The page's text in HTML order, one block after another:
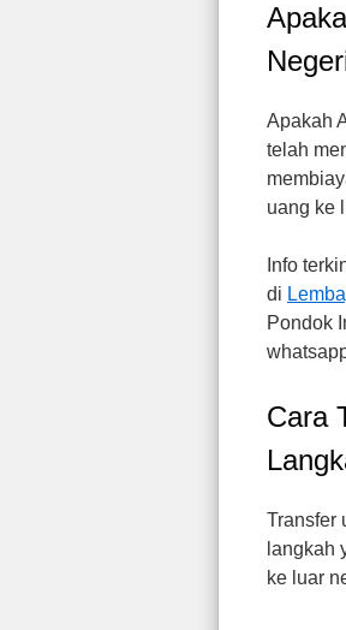
Apakah
telah
uang ke
Info
di
Pondok
Cara
Transfer
langkah
ke luar